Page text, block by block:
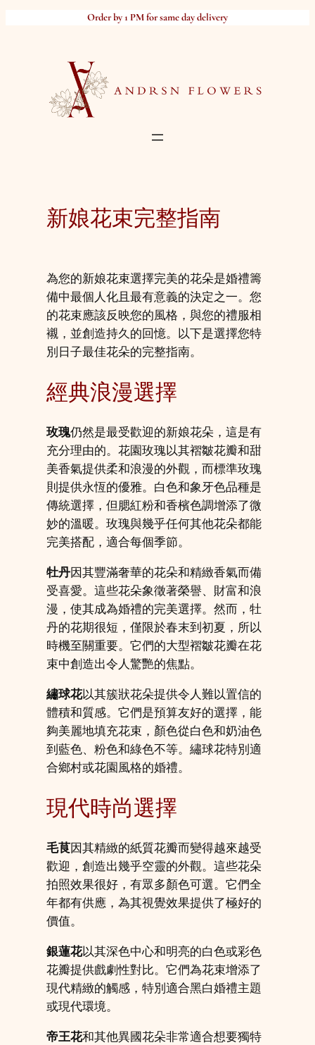
Order by 1 PM for same day delivery
新娘花束完整指南
為您的新娘花束選擇完美的花朵是婚禮籌
備中最個人化且最有意義的決定之一。您
的花束應該反映您的風格，與您的禮服相
襯，並創造持久的回憶。以下是選擇您特
別日子最佳花朵的完整指南。
經典浪漫選擇
玫瑰仍然是最受歡迎的新娘花朵，這是有
充分理由的。花園玫瑰以其褶皺花瓣和甜
美香氣提供柔和浪漫的外觀，而標準玫瑰
則提供永恆的優雅。白色和象牙色品種是
傳統選擇，但腮紅粉和香檳色調增添了微
妙的溫暖。玫瑰與幾乎任何其他花朵都能
完美搭配，適合每個季節。
牡丹因其豐滿奢華的花朵和精緻香氣而備
受喜愛。這些花朵象徵著榮譽、財富和浪
漫，使其成為婚禮的完美選擇。然而，牡
丹的花期很短，僅限於春末到初夏，所以
時機至關重要。它們的大型褶皺花瓣在花
束中創造出令人驚艷的焦點。
繡球花以其簇狀花朵提供令人難以置信的
體積和質感。它們是預算友好的選擇，能
夠美麗地填充花束，顏色從白色和奶油色
到藍色、粉色和綠色不等。繡球花特別適
合鄉村或花園風格的婚禮。
現代時尚選擇
毛茛因其精緻的紙質花瓣而變得越來越受
歡迎，創造出幾乎空靈的外觀。這些花朵
拍照效果很好，有眾多顏色可選。它們全
年都有供應，為其視覺效果提供了極好的
價值。
銀蓮花以其深色中心和明亮的白色或彩色
花瓣提供戲劇性對比。它們為花束增添了
現代精緻的觸感，特別適合黑白婚禮主題
或現代環境。
帝王花和其他異國花朵非常適合想要獨特